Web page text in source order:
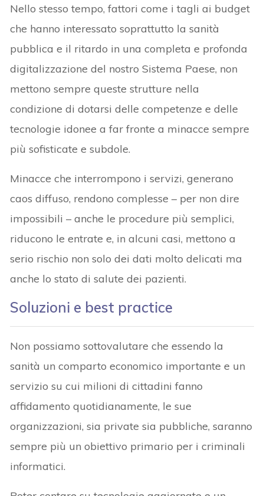
Nello stesso tempo, fattori come i tagli ai budget
che hanno interessato soprattutto la sanità
pubblica e il ritardo in una completa e profonda
digitalizzazione del nostro Sistema Paese, non
mettono sempre queste strutture nella
condizione di dotarsi delle competenze e delle
tecnologie idonee a far fronte a minacce sempre
più sofisticate e subdole.
Minacce che interrompono i servizi, generano
caos diffuso, rendono complesse – per non dire
impossibili – anche le procedure più semplici,
riducono le entrate e, in alcuni casi, mettono a
serio rischio non solo dei dati molto delicati ma
anche lo stato di salute dei pazienti.
Soluzioni e best practice
Non possiamo sottovalutare che essendo la
sanità un comparto economico importante e un
servizio su cui milioni di cittadini fanno
affidamento quotidianamente, le sue
organizzazioni, sia private sia pubbliche, saranno
sempre più un obiettivo primario per i criminali
informatici.